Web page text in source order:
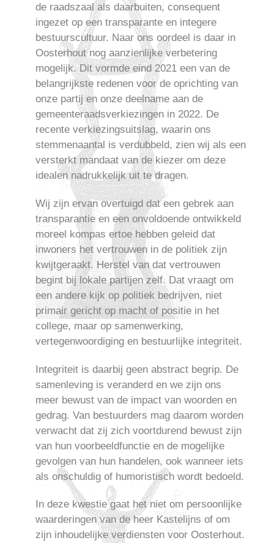
de raadszaal als daarbuiten, consequent
ingezet op een transparante en integere
bestuurscultuur. Naar ons oordeel is daar in
Oosterhout nog aanzienlijke verbetering
mogelijk. Dit vormde eind 2021 een van de
belangrijkste redenen voor de oprichting van
onze partij en onze deelname aan de
gemeenteraadsverkiezingen in 2022. De
recente verkiezingsuitslag, waarin ons
stemmenaantal is verdubbeld, zien wij als een
versterkt mandaat van de kiezer om deze
idealen nadrukkelijk uit te dragen.
Wij zijn ervan overtuigd dat een gebrek aan
transparantie en een onvoldoende ontwikkeld
moreel kompas ertoe hebben geleid dat
inwoners het vertrouwen in de politiek zijn
kwijtgeraakt. Herstel van dat vertrouwen
begint bij lokale partijen zelf. Dat vraagt om
een andere kijk op politiek bedrijven, niet
primair gericht op macht of positie in het
college, maar op samenwerking,
vertegenwoordiging en bestuurlijke integriteit.
Integriteit is daarbij geen abstract begrip. De
samenleving is veranderd en we zijn ons
meer bewust van de impact van woorden en
gedrag. Van bestuurders mag daarom worden
verwacht dat zij zich voortdurend bewust zijn
van hun voorbeeldfunctie en de mogelijke
gevolgen van hun handelen, ook wanneer iets
als onschuldig of humoristisch wordt bedoeld.
In deze kwestie gaat het niet om persoonlijke
waarderingen van de heer Kastelijns of om
zijn inhoudelijke verdiensten voor Oosterhout.